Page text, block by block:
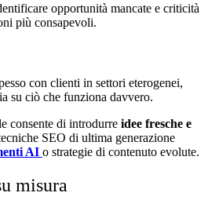
opportunità mancate e criticità
più consapevoli.
con clienti in settori eterogenei,
su ciò che funziona davvero.
consente di introdurre idee fresche e
SEO di ultima generazione
AI o strategie di contenuto evolute.
misura